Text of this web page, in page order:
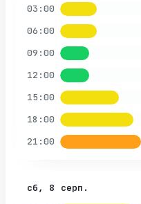
03:00
06:00
09:00
12:00
15:00
18:00
21:00
сб, 8 серп.